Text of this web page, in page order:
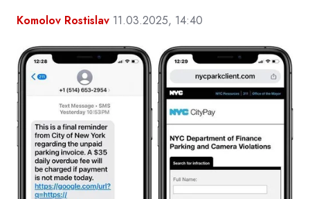
Komolov Rostislav 11.03.2025, 14:40